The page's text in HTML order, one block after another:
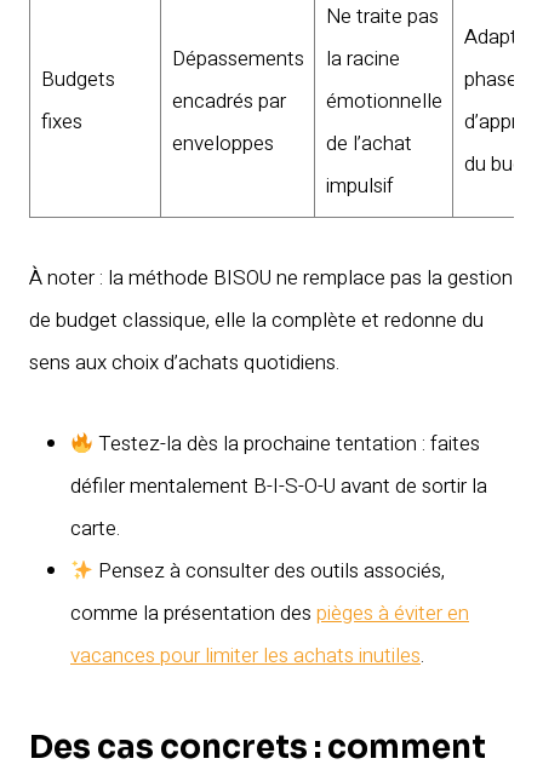
Budgets
fixes
Dépassements
encadrés par
enveloppes
Ne traite pas
la racine
émotionnelle
de l’achat
impulsif
Adapté
phase
du
À noter : la méthode BISOU ne remplace pas la gestion
de budget classique, elle la complète et redonne du
sens aux choix d’achats quotidiens.
Testez-la dès la prochaine tentation : faites
défiler mentalement B-I-S-O-U avant de sortir la
carte.
Pensez à consulter des outils associés,
comme la présentation des pièges à éviter en
vacances pour limiter les achats inutiles.
Des cas concrets : comment